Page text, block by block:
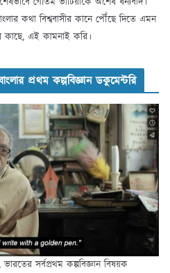
কথা বিশ্ববাসীর কানে পৌঁছে দিতে এমন
এই কামনাই করি।
প্রথম কল্পবিজ্ঞান ডকুমেন্টরি
সর্বপ্রথম কল্পবিজ্ঞান বিষয়ক